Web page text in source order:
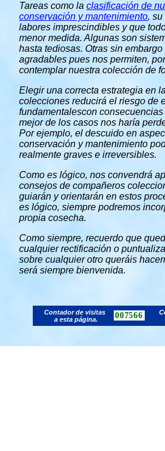
Tareas como la clasificación de
conservación y mantenimiento, su
labores imprescindibles y que
menor medida. Algunas son
hasta tediosas. Otras sin
agradables pues nos permiten,
contemplar nuestra colección de
Elegir una correcta estrategia en
colecciones reducirá el riesgo de
fundamentalescon
mejor de los casos nos haría
Por ejemplo, el descuido en
conservación y mantenimiento
realmente graves e irreversibles.
Como es lógico, nos convendrá
consejos de compañeros
guiarán y orientarán en estos
es lógico, siempre podremos
propia cosecha.
Como siempre, recuerdo que
cualquier rectificación o
sobre cualquier otro queráis
será siempre bienvenida.
Contador de visitas
a esta página.
007566